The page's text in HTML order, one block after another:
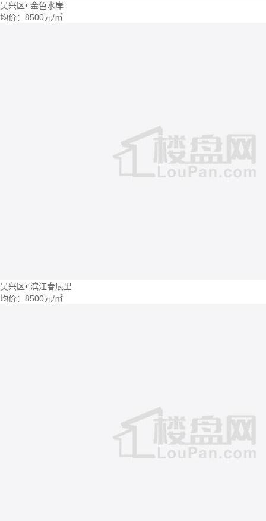
吴兴区• 金色水岸
均价： 8500元/㎡
吴兴区• 滨江春辰里
均价： 8500元/㎡